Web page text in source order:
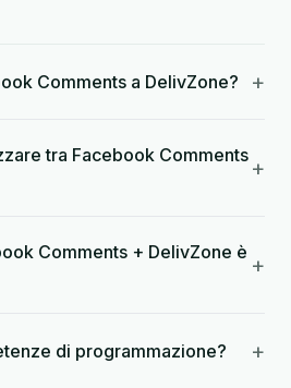
Comments a DelivZone? +
tra Facebook Comments +
Comments + DelivZone è +
di programmazione? +